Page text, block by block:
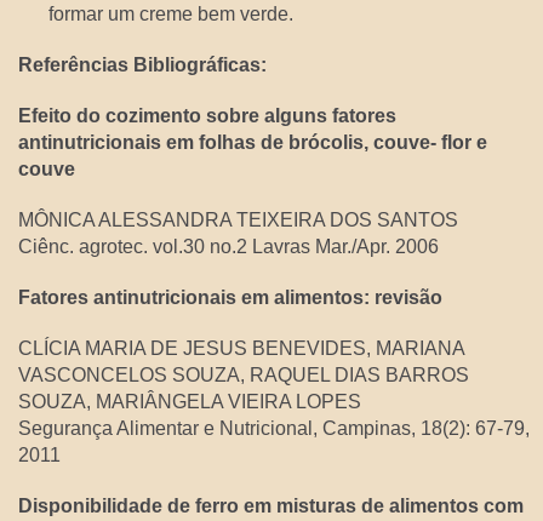
formar um creme bem verde.
Referências Bibliográficas:
Efeito do cozimento sobre alguns fatores
antinutricionais em folhas de brócolis, couve- flor e
couve
MÔNICA ALESSANDRA TEIXEIRA DOS SANTOS
Ciênc. agrotec. vol.30 no.2 Lavras Mar./Apr. 2006
Fatores antinutricionais em alimentos: revisão
CLÍCIA MARIA DE JESUS BENEVIDES, MARIANA
VASCONCELOS SOUZA, RAQUEL DIAS BARROS
SOUZA, MARIÂNGELA VIEIRA LOPES
Segurança Alimentar e Nutricional, Campinas, 18(2): 67-79,
2011
Disponibilidade de ferro em misturas de alimentos com